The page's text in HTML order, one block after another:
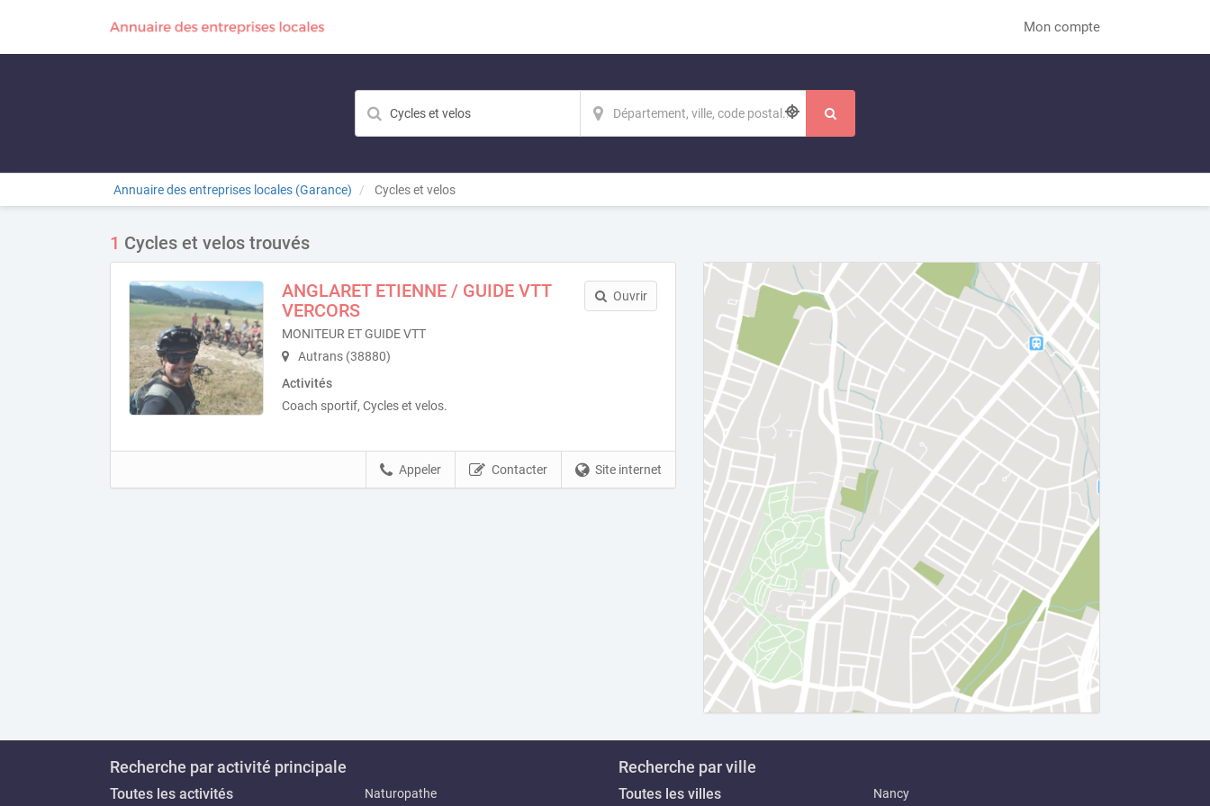
Mon compte
Annuaire des entreprises locales (Garance) Cycles et velos
1 Cycles et velos trouvés
ANGLARET ETIENNE / GUIDE VTT
VERCORS
MONITEUR ET GUIDE VTT
Autrans (38880)
Activités
Coach sportif, Cycles et velos.
Ouvrir
Site internet
Contacter
Appeler
Recherche par activité principale
Toutes les activités
Naturopathe
Recherche par ville
Toutes les villes
Nancy